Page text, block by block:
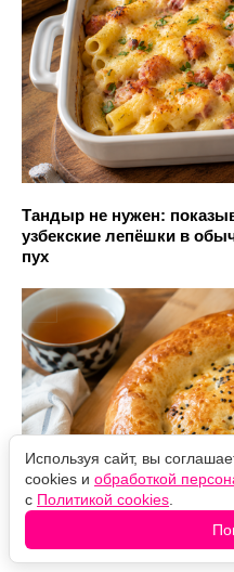
Тандыр не нужен:
узбекские лепёшки в
пух
Используя сайт, вы
cookies и обработкой
с Политикой cookies